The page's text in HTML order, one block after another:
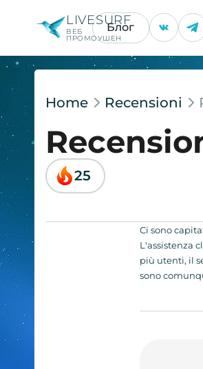
LIVESURF
ВЕБ
ПРОМОУШЕН
Блог
Home Recensioni
25
Ci sono
L'assistenza
più utenti, il
sono